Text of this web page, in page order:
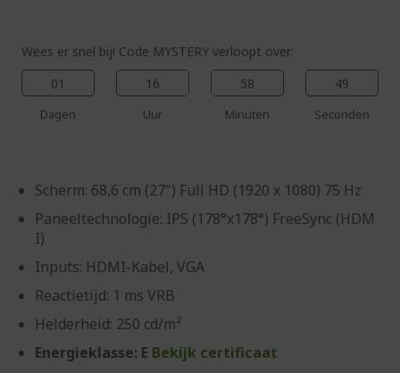
Wees er snel bij! Code MYSTERY verloopt over:
01
Dagen
16
Uur
58
Minuten
48
Seconden
Scherm: 68,6 cm (27") Full HD (1920 x 1080) 75 Hz
Paneeltechnologie: IPS (178°x178°) FreeSync (HDM
I)
Inputs: HDMI-Kabel, VGA
Reactietijd: 1 ms VRB
Helderheid: 250 cd/m²
Energieklasse: E Bekijk certificaat